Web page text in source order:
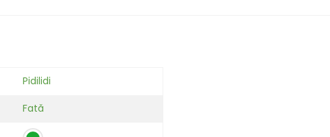
Pidilidi
Fată